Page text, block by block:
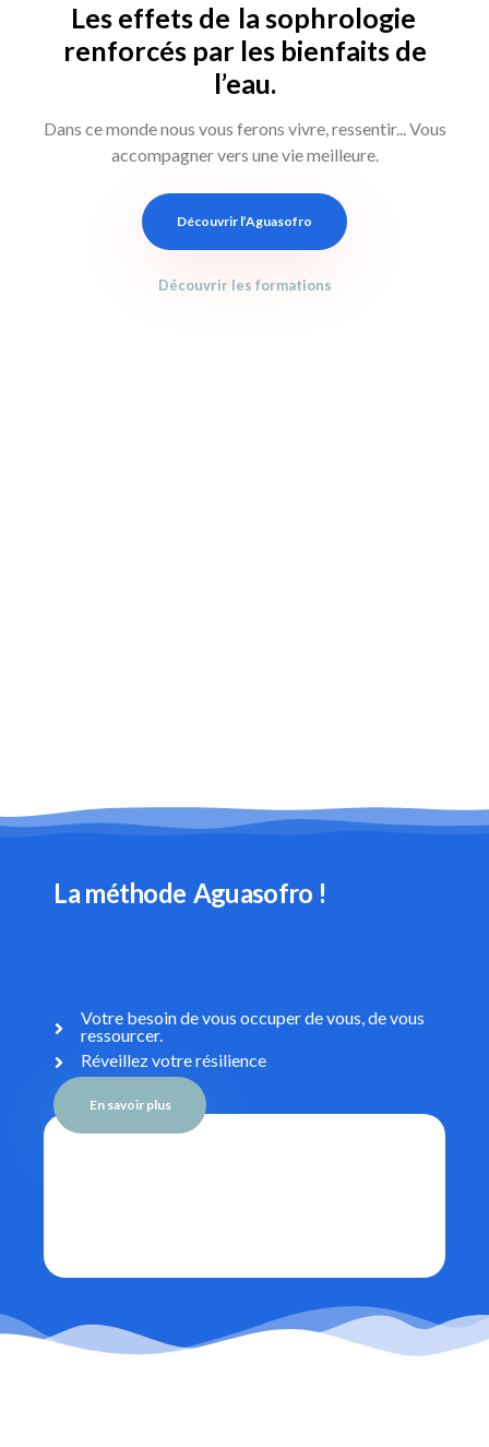
Les effets de la sophrologie
renforcés par les bienfaits de
l’eau.
Dans ce monde nous vous ferons vivre, ressentir... Vous
accompagner vers une vie meilleure.
Découvrir l’Aguasofro
Découvrir les formations
La méthode Aguasofro !
Votre besoin de vous occuper de vous, de vous
ressourcer.
Réveillez votre résilience
En savoir plus